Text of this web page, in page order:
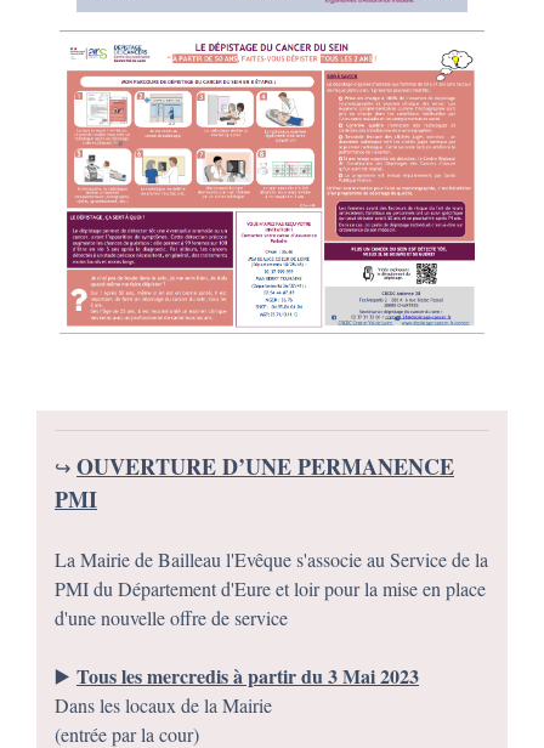
↪️ OUVERTURE D’UNE PERMANENCE
PMI
La Mairie de Bailleau l'Evêque s'associe au Service de la
PMI du Département d'Eure et loir pour la mise en place
d'une nouvelle offre de service
▶️ Tous les mercredis à partir du 3 Mai 2023
Dans les locaux de la Mairie
(entrée par la cour)